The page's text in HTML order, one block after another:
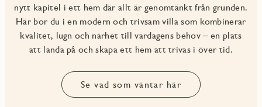
nytt kapitel i ett hem där allt är genomtänkt från grunden.
Här bor du i en modern och trivsam villa som kombinerar
kvalitet, lugn och närhet till vardagens behov – en plats
att landa på och skapa ett hem att trivas i över tid.
Se vad som väntar här